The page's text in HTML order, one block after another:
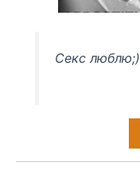
Секс люблю;)